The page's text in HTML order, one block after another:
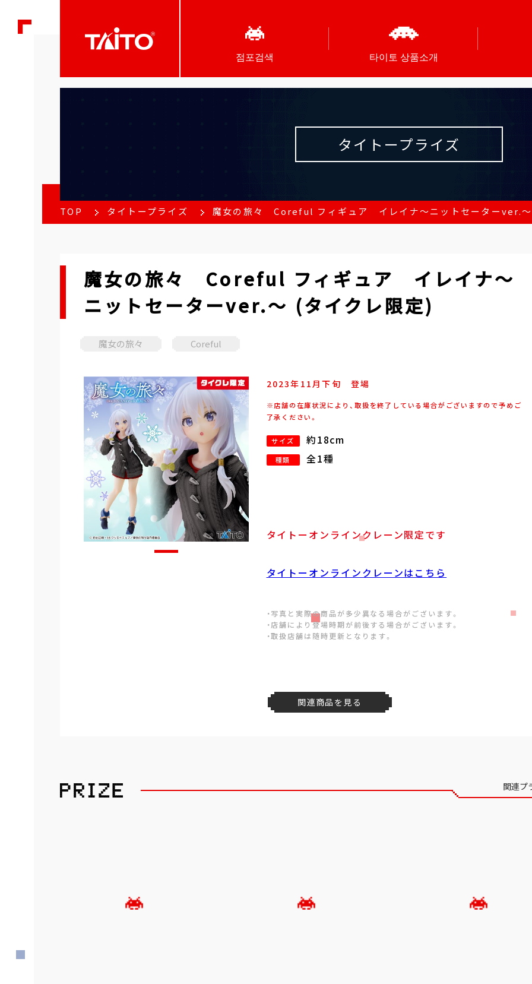
점포검색 타이토 상품소개
タイトープライズ
TOP タイトープライズ 魔女の旅々 Coreful フィギュア イレイナ～ニットセーターver.
魔女の旅々 Coreful フィギュア イレイナ～
ニットセーターver.～ (タイクレ限定)
魔女の旅々 Coreful
2023年 11月下旬 登場
※店舗の在庫状況により、取扱を終了している場合がございますので予めご
了承ください。
サイズ 約18cm
種類 全1種
タイトーオンラインクレーン限定です
タイトーオンラインクレーンはこちら
・写真と実際の商品が多少異なる場合がございます。
・店舗により登場時期が前後する場合がございます。
・取扱店舗は随時更新となります。
関連商品を見る
関連プ